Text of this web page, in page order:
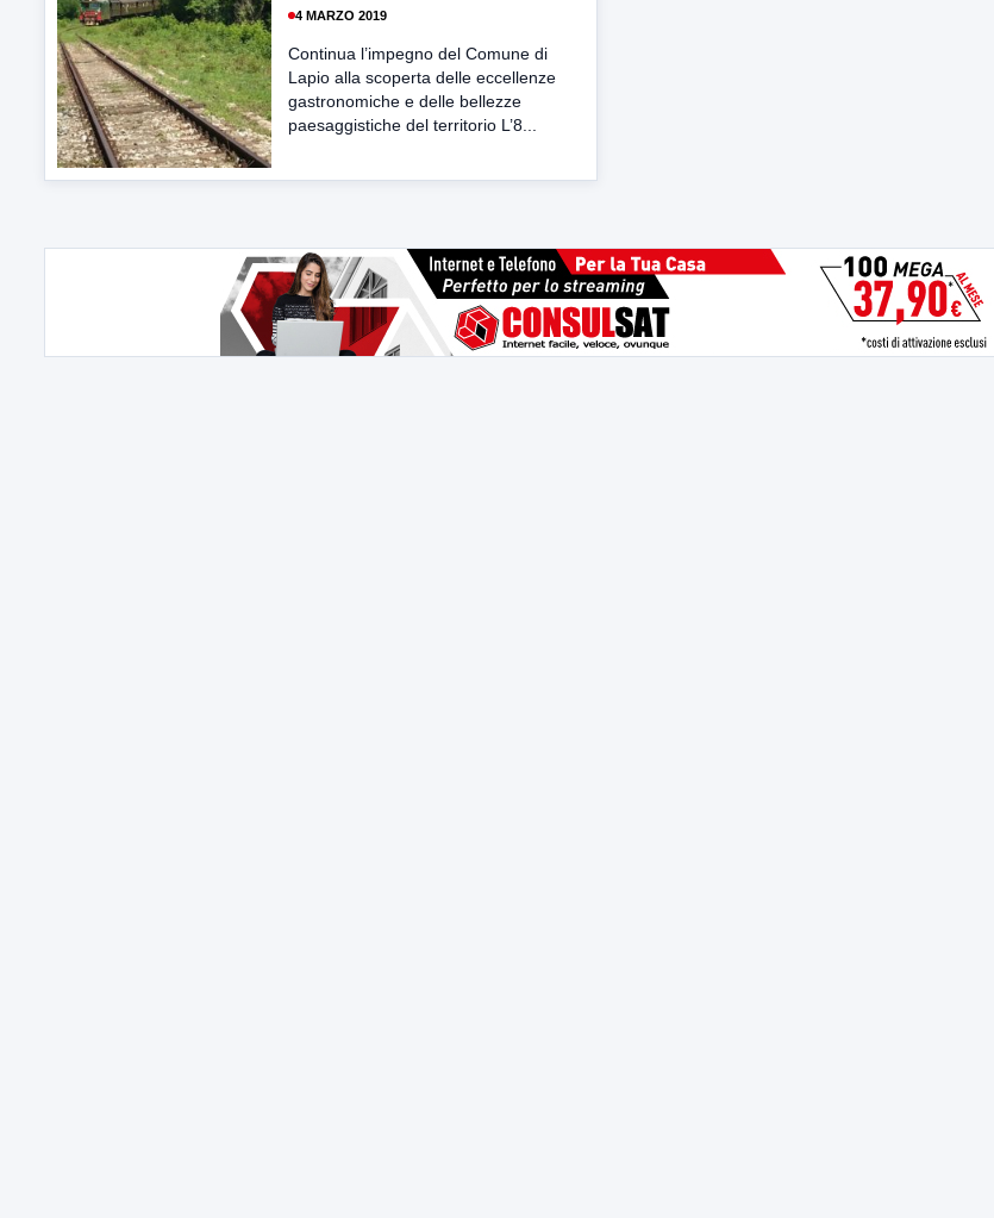
4 MARZO 2019
Continua l’impegno del Comune di
Lapio alla scoperta delle eccellenze
gastronomiche e delle bellezze
paesaggistiche del territorio L’8...